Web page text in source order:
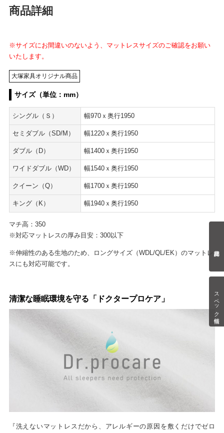
スペック情報
商品詳細
※サイズにお間違いのないよう、マットレスサイズのご確認をお願い
いたします。
大塚家具オリジナル商品
サイズ（単位：mm）
シングル（Ｓ） 幅970ｘ奥行1950
セミダブル（SD/M） 幅1220ｘ奥行1950
ダブル（D） 幅1400ｘ奥行1950
ワイドダブル（WD） 幅1540ｘ奥行1950
クイーン（Q） 幅1700ｘ奥行1950
キング（K） 幅1940ｘ奥行1950
マチ高：350
※対応マットレスの厚み目安：300以下
※伸縮性のある生地のため、ロングサイズ（WDL/QL/EK）のマットレ
スにも対応可能です。
清潔な睡眠環境を守る「ドクタープロケア」
『洗えないマットレスだから、アレルギーの原因を敷くだけでゼロ